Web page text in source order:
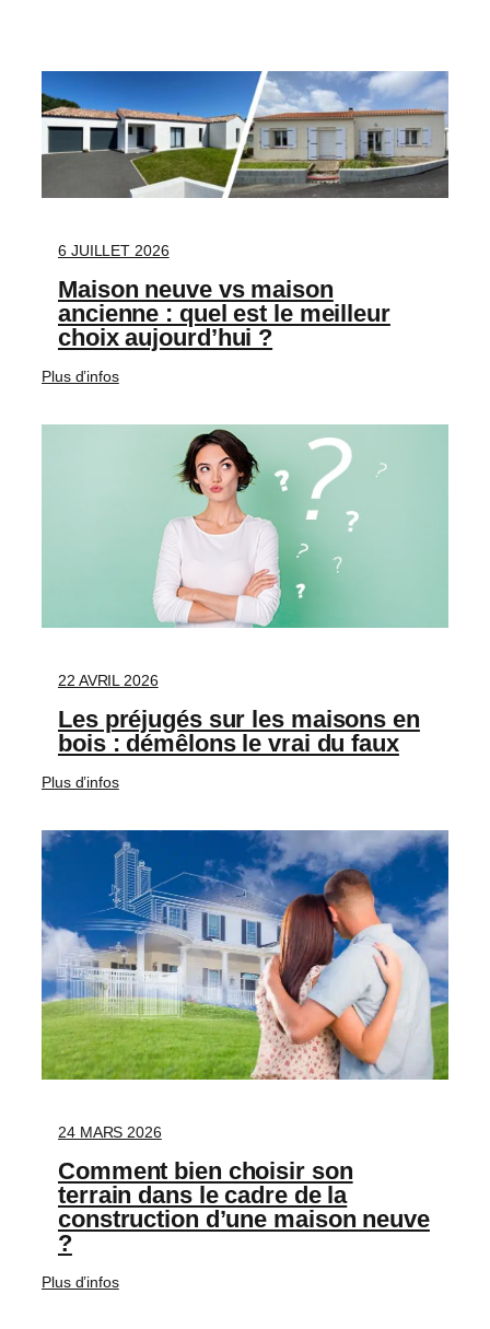
6 JUILLET 2026
Maison neuve vs maison
ancienne : quel est le meilleur
choix aujourd’hui ?
Plus d’infos
22 AVRIL 2026
Les préjugés sur les maisons en
bois : démêlons le vrai du faux
Plus d’infos
24 MARS 2026
Comment bien choisir son
terrain dans le cadre de la
construction d’une maison neuve
?
Plus d’infos